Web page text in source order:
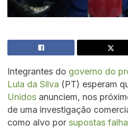
Integrantes do governo do
Lula da Silva (PT) esperam
Unidos anunciem, nos
de uma investigação
como alvo por supostas